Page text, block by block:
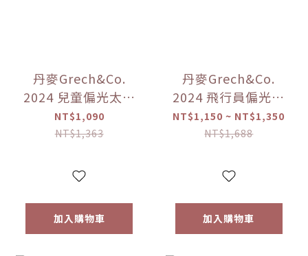
丹麥Grech&Co.
2024 兒童偏光太陽
眼鏡(經典) 多色可
選 （18M~6Y）
期7-14天
NT$1,090
NT$1,363
加入購物車
丹麥Grech&Co.
2024 飛行員偏光太
陽眼鏡 多色可選
（0~15Y+）【優惠
天
NT$1,150 ~ NT$1,350
NT$1,688
加入購物車